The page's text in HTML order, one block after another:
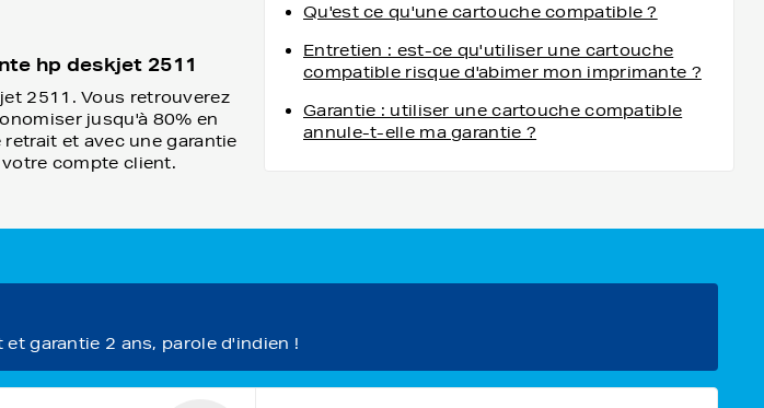
hp deskjet 2511
2511. Vous retrouverez
jusqu'à 80% en
et avec une garantie
compte client.
Qu'est ce qu'une cartouche compatible ?
Entretien : est-ce qu'utiliser une cartouche
compatible risque d'abimer mon imprimante ?
Garantie : utiliser une cartouche compatible
annule-t-elle ma garantie ?
garantie 2 ans, parole d'indien !